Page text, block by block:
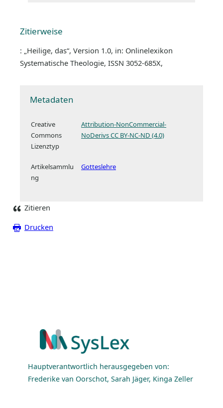
Zitierweise
: „Heilige, das“, Version 1.0, in: Onlinelexikon
Systematische Theologie, ISSN 3052-685X,
Metadaten
Creative
Commons
Lizenztyp
Attribution-NonCommercial-
NoDerivs CC BY-NC-ND (4.0)
Artikelsammlu
ng
Gotteslehre
Zitieren
Drucken
Hauptverantwortlich herausgegeben von:
Frederike van Oorschot, Sarah Jäger, Kinga Zeller